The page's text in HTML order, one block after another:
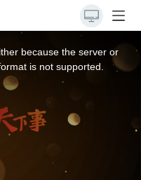
because the server or
is not supported.